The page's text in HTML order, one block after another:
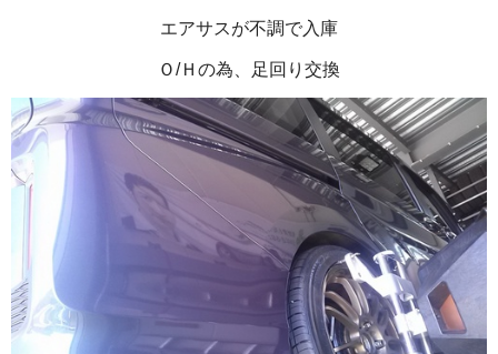
エアサスが不調で入庫
Ｏ/Ｈの為、足回り交換